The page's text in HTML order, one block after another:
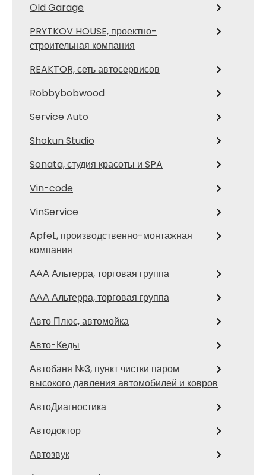
Old Garage
PRYTKOV HOUSE, проектно-
строительная компания
REAKTOR, сеть автосервисов
Robbybobwood
Service Auto
Shokun Studio
Sonata, студия красоты и SPA
Vin-code
VinService
АpfeL, производственно-монтажная
компания
ААА Альтерра, торговая группа
ААА Альтерра, торговая группа
Авто Плюс, автомойка
Авто-Кеды
Автобаня №3, пункт чистки паром
высокого давления автомобилей и ковров
АвтоДиагностика
Автодоктор
Автозвук